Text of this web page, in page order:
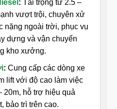
: Tải trọng từ 2.5 –
vượt trội, chuyên xử
nặng ngoài trời, phục vụ
dựng và vận chuyển
kho xưởng.
: Cung cấp các dòng xe
lift với độ cao làm việc
20m, hỗ trợ hiệu quả
bảo trì trên cao.